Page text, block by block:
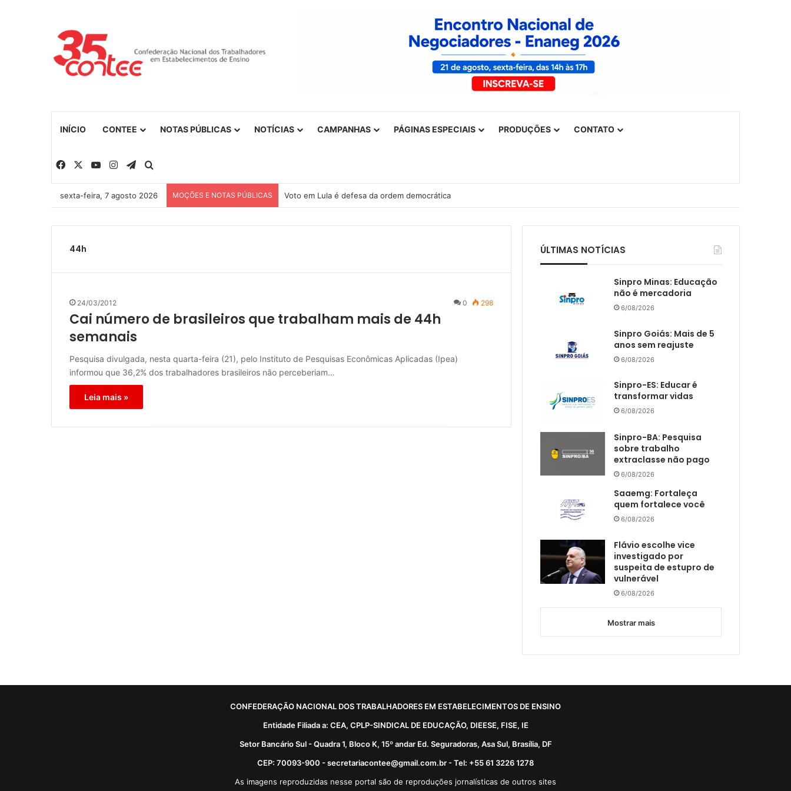
INÍCIO CONTEE NOTAS PÚBLICAS NOTÍCIAS CAMPANHAS PÁGINAS ESPECIAIS PRODUÇÕES CONTATO
Facebook YouTubeInstagramTelegram
sexta-feira, 7 agosto 2026 MOÇÕES E NOTAS PÚBLICAS Voto em Lula é defesa da ordem democrática
44h
24/03/2012 0 298
Cai número de brasileiros que trabalham mais de 44h
semanais
Pesquisa divulgada, nesta quarta-feira (21), pelo Instituto de Pesquisas Econômicas Aplicadas (Ipea)
informou que 36,2% dos trabalhadores brasileiros não perceberiam…
Leia mais »
ÚLTIMAS NOTÍCIAS
Sinpro Minas: Educação
não é mercadoria
6/08/2026
Sinpro Goiás: Mais de 5
anos sem reajuste
6/08/2026
Sinpro-ES: Educar é
transformar vidas
6/08/2026
Sinpro-BA: Pesquisa
sobre trabalho
extraclasse não pago
6/08/2026
Saaemg: Fortaleça
quem fortalece você
6/08/2026
Flávio escolhe vice
investigado por
suspeita de estupro de
vulnerável
6/08/2026
Mostrar mais
CONFEDERAÇÃO NACIONAL DOS TRABALHADORES EM ESTABELECIMENTOS DE ENSINO
Entidade Filiada a: CEA, CPLP-SINDICAL DE EDUCAÇÃO, DIEESE, FISE, IE
Setor Bancário Sul - Quadra 1, Bloco K, 15º andar Ed. Seguradoras, Asa Sul, Brasília, DF
CEP: 70093-900 - secretariacontee@gmail.com.br - Tel: +55 61 3226 1278
As imagens reproduzidas nesse portal são de reproduções jornalísticas de outros sites